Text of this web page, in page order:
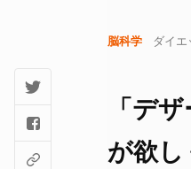
脳科学 ダイエ
「デ
が欲